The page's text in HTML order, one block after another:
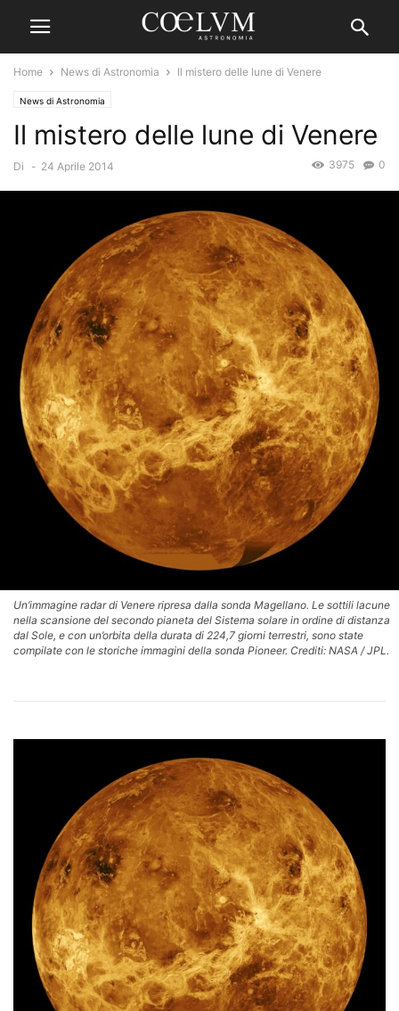
Home News di Astronomia Il mistero delle lune di Venere
News di Astronomia
Il mistero delle lune di Venere
Di - 24 Aprile 2014 0
3975
Un’immagine radar di Venere ripresa dalla sonda Magellano. Le sottili lacune
nella scansione del secondo pianeta del Sistema solare in ordine di distanza
dal Sole, e con un’orbita della durata di 224,7 giorni terrestri, sono state
compilate con le storiche immagini della sonda Pioneer. Crediti: NASA / JPL.